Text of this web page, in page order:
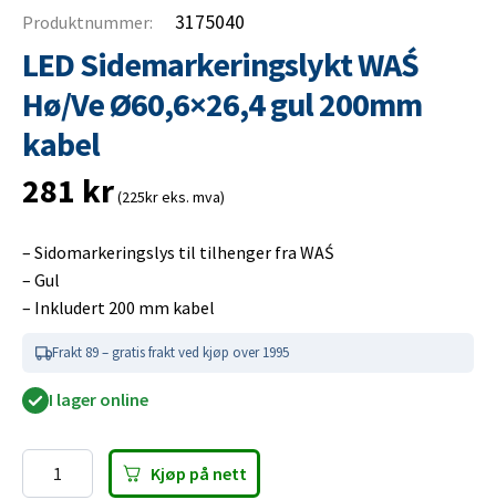
Produktnummer: 3175040
LED Sidemarkeringslykt WAŚ
Hø/Ve Ø60,6×26,4 gul 200mm
kabel
281 kr(225kr eks. mva)
– Sidomarkeringslys til tilhenger fra WAŚ
– Gul
– Inkludert 200 mm kabel
Frakt 89 – gratis frakt ved kjøp over 1995
I lager online
Kjøp på nett